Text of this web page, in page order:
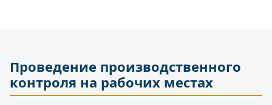
Проведение производственного
контроля на рабочих местах